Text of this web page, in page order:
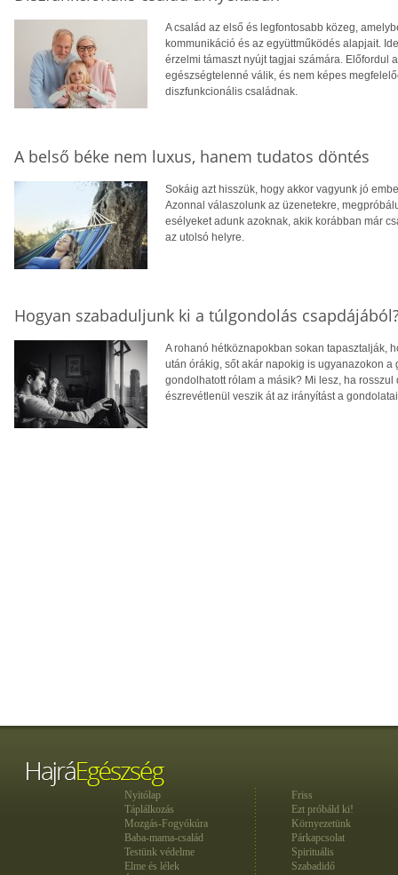
A család az első és legfontosabb közeg,
kommunikáció és az együttműködés alapjait.
érzelmi támaszt nyújt tagjai számára. Előfordul
egészségtelenné válik, és nem képes
diszfunkcionális családnak.
A belső béke nem luxus, hanem tudatos döntés
Sokáig azt hisszük, hogy akkor vagyunk jó
Azonnal válaszolunk az üzenetekre,
esélyeket adunk azoknak, akik korábban már
az utolsó helyre.
Hogyan szabaduljunk ki a túlgondolás
A rohanó hétköznapokban sokan tapasztalják,
után órákig, sőt akár napokig is ugyanazokon
gondolhatott rólam a másik? Mi lesz, ha
észrevétlenül veszik át az irányítást a
Nyitólap
Táplálkozás
Mozgás-Fogyókúra
Baba-mama-család
Testünk védelme
Elme és lélek
Friss
Ezt próbáld ki!
Környezetünk
Párkapcsolat
Spirituális
Szabadidő